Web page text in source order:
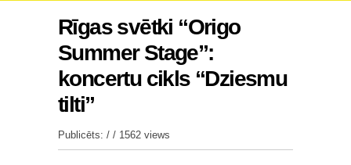
Rīgas svētki “Origo
Summer Stage”:
koncertu cikls “Dziesmu
tilti”
Publicēts: / / 1562 views